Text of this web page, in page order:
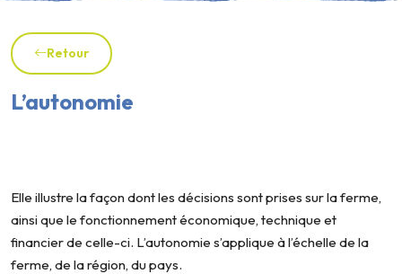
Retour
L’autonomie
Elle illustre la façon dont les décisions sont prises sur la ferme,
ainsi que le fonctionnement économique, technique et
financier de celle-ci. L’autonomie s’applique à l’échelle de la
ferme, de la région, du pays.